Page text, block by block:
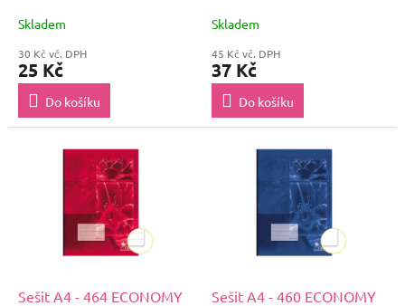
Skladem
30 Kč vč. DPH
25 Kč
Do košíku
Skladem
45 Kč vč. DPH
37 Kč
Do košíku
Sešit A4 - 464 ECONOMY Sešit A4 - 460 ECONOMY